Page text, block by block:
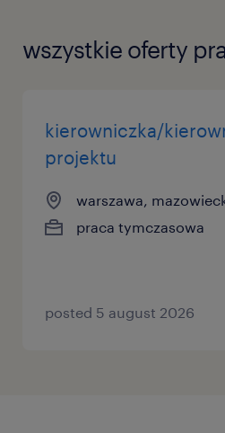
wszystkie oferty
kierowniczka/
projektu
warszawa,
praca tymczasowa
posted 5 august 2026